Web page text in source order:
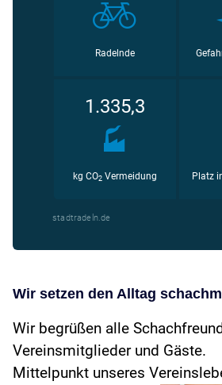
Wir setzen den Alltag
Wir begrüßen alle
Vereinsmitglieder und Gäste.
Mittelpunkt unseres